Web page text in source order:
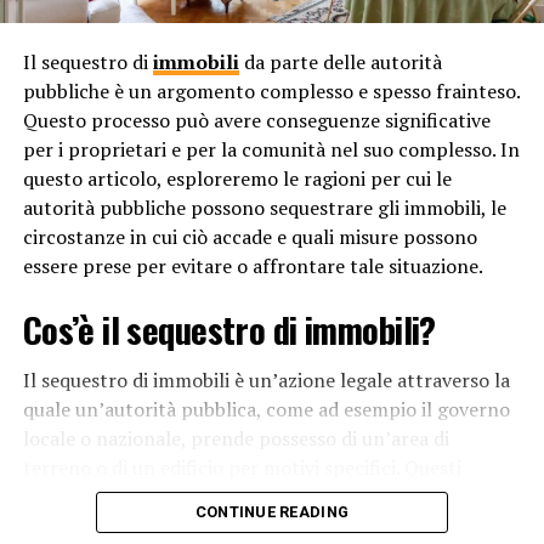
In terzo luogo, le penali di cancellazione possono anche
contribuire a scoraggiare comportamenti opportunistici
da parte dei passeggeri. Senza penali, alcuni potrebbero
prenotare più voli o fare prenotazioni speculative senza
alcuna intenzione di viaggiare effettivamente. Ciò
creerebbe problemi di prenotazione e disponibilità per
gli altri passeggeri. Causerebbe anche perdite finanziarie
per la compagnia aerea. Le penali di cancellazione
incentivano i passeggeri a prendere decisioni di
prenotazione più oculate e a comunicare
tempestivamente eventuali modifiche ai loro piani di
viaggio.
Le politiche di annullamento delle compagnie
aeree
penali associate possono variare notevolmente da
compagnia aerea a compagnia aerea. Alcune compagnie
Il sequestro diimmobilida parte delle autorità
pubbliche è un argomento complesso e spesso frainteso.
Questo processo può avere conseguenze significative
per i proprietari e per la comunità nel suo complesso. In
questo articolo, esploreremo le ragioni per cui le
autorità pubbliche possono sequestrare gli immobili, le
circostanze in cui ciò accade e quali misure possono
essere prese per evitare o affrontare tale situazione.
Cos’è il sequestro di immobili?
Il sequestro di immobili è un’azione legale attraverso la
quale un’autorità pubblica, come ad esempio il governo
motivi possono variare dalle questioni di sicurezza
pubblica alla necessità di sviluppo urbano o
CONTINUE READING